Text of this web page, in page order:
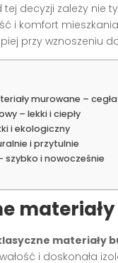
decyzji zależy nie
i komfort
przy wznoszeniu
murowane –
– lekki i ciepły
i ekologiczny
i przytulnie
szybko i nowocześnie
materiały
i doskonała